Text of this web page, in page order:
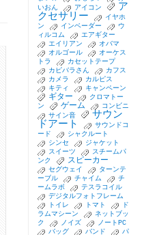
いおん
アイコン
ア
クセサリー
イヤホ
ン
インベーダー
ウ
ィルコム
エアギター
エイリアン
オバマ
オルゴール
オーケス
トラ
カセットテープ
カピバラさん
カフス
カメラ
カルピス
キティ
キャンペーン
ギター
クロマトー
ン
ゲーム
コンビニ
サイン音
サウン
ドアート
サウンドコ
ード
シャクルート
シンセ
ジャケット
スイーツ
スチームパ
ンク
スピーカー
セグウェイ
ターンテ
ーブル
チャイム
チ
ームラボ
テスラコイル
デジタルフォトフレーム
トイレ
トマト
ド
ラムマシーン
ネットブッ
ク
ノイズ
ノートPC
バッグ
バンド
パ